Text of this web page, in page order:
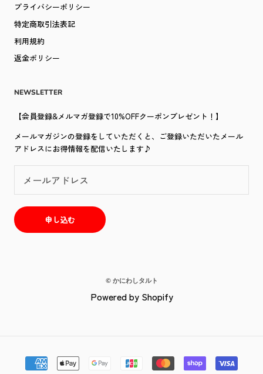
プライバシーポリシー
特定商取引法表記
利用規約
返金ポリシー
NEWSLETTER
【会員登録&メルマガ登録で10%OFFクーポンプレゼント！】
メールマガジンの登録をしていただくと、ご登録いただいたメール
アドレスにお得情報を配信いたします♪
申し込む
© かにわしタルト
Powered by Shopify